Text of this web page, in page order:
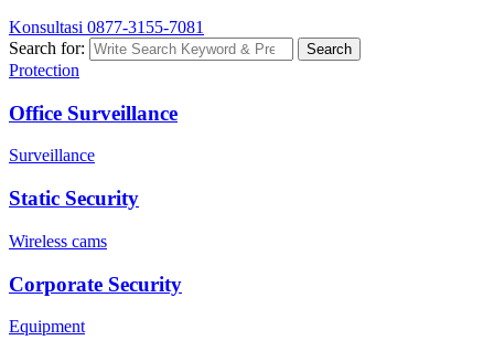
Konsultasi 0877-3155-7081
Search for:
Search
Protection
Office Surveillance
Surveillance
Static Security
Wireless cams
Corporate Security
Equipment